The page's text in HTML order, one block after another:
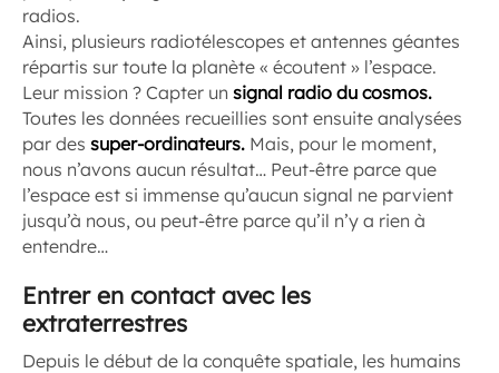
radios.
Ainsi, plusieurs radiotélescopes et antennes géantes
répartis sur toute la planète « écoutent » l’espace.
Leur mission ? Capter un signal radio du cosmos.
Toutes les données recueillies sont ensuite analysées
par des super-ordinateurs. Mais, pour le moment,
nous n’avons aucun résultat… Peut-être parce que
l’espace est si immense qu’aucun signal ne parvient
jusqu’à nous, ou peut-être parce qu’il n’y a rien à
entendre…
Entrer en contact avec les
extraterrestres
Depuis le début de la conquête spatiale, les humains